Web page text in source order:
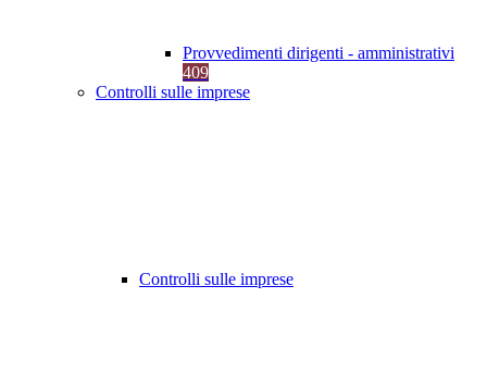
Provvedimenti dirigenti - amministrativi
409
Controlli sulle imprese
Controlli sulle imprese